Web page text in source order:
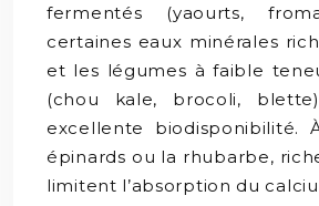
fermentés (yaourts,
certaines eaux minérales
et les légumes à faible
(chou kale, brocoli,
excellente biodisponibilité.
épinards ou la rhubarbe,
limitent l’absorption du